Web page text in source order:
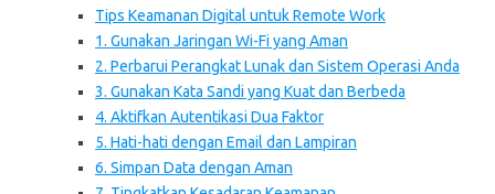
Tips Keamanan Digital untuk Remote Work
1. Gunakan Jaringan Wi-Fi yang Aman
2. Perbarui Perangkat Lunak dan Sistem Operasi Anda
3. Gunakan Kata Sandi yang Kuat dan Berbeda
4. Aktifkan Autentikasi Dua Faktor
5. Hati-hati dengan Email dan Lampiran
6. Simpan Data dengan Aman